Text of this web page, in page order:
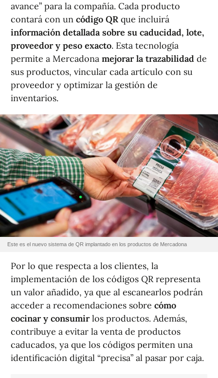
avance” para la compañía. Cada producto
contará con un código QR que incluirá
información detallada sobre su caducidad, lote,
proveedor y peso exacto. Esta tecnología
permite a Mercadona mejorar la trazabilidad de
sus productos, vincular cada artículo con su
proveedor y optimizar la gestión de
inventarios.
Este es el nuevo sistema de QR implantado en los productos de Mercadona
Por lo que respecta a los clientes, la
implementación de los códigos QR representa
un valor añadido, ya que al escanearlos podrán
acceder a recomendaciones sobre cómo
cocinar y consumirlos productos. Además,
contribuye a evitar la venta de productos
caducados, ya que los códigos permiten una
identificación digital “precisa” al pasar por caja.